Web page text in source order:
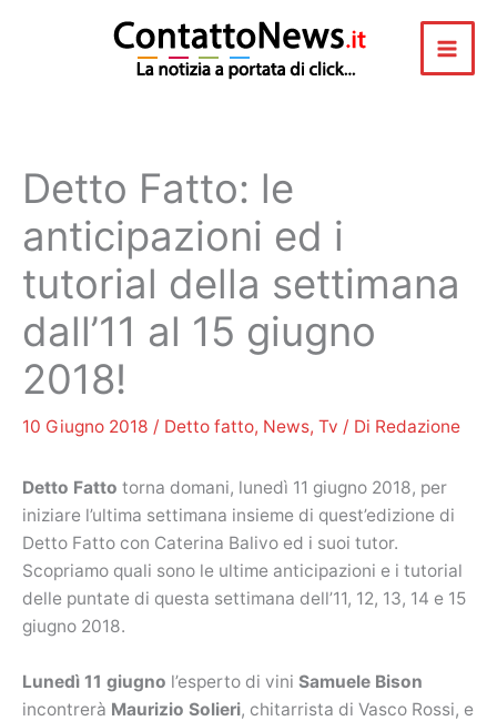
Detto Fatto: le
anticipazioni ed i
tutorial della settimana
dall’11 al 15 giugno
2018!
10 Giugno 2018 / Detto fatto, News, Tv / Di Redazione
Detto Fatto torna domani, lunedì 11 giugno 2018, per
iniziare l’ultima settimana insieme di quest’edizione di
Detto Fatto con Caterina Balivo ed i suoi tutor.
Scopriamo quali sono le ultime anticipazioni e i tutorial
delle puntate di questa settimana dell’11, 12, 13, 14 e 15
giugno 2018.
Lunedì 11 giugno l’esperto di vini Samuele Bison
incontrerà Maurizio Solieri, chitarrista di Vasco Rossi, e